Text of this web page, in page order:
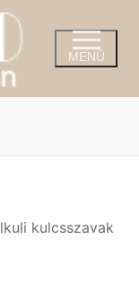
MENÜ
kulcsszavak